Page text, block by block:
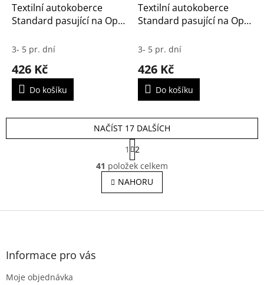
Textilní autokoberce
Standard pasující na Opel
3- 5 pr. dní
426 Kč
Do košíku
Textilní autokoberce
Standard pasující na Opel
3- 5 pr. dní
426 Kč
Do košíku
O
v
l
á
NAČÍST 17 DALŠÍCH
S
t
r
á
n
k
v
1
2
41 položek celkem
NAHORU
Z
Informace pro vás
Moje objednávka